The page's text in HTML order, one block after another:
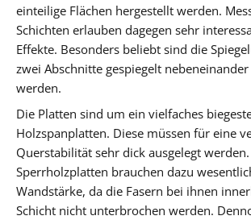
einteilige Flächen hergestellt werden.
Schichten erlauben dagegen sehr
Effekte. Besonders beliebt sind die
zwei Abschnitte gespiegelt
werden.
Die Platten sind um ein vielfaches
Holzspanplatten. Diese müssen für eine
Querstabilität sehr dick ausgelegt
Sperrholzplatten brauchen dazu
Wandstärke, da die Fasern bei ihnen
Schicht nicht unterbrochen werden.